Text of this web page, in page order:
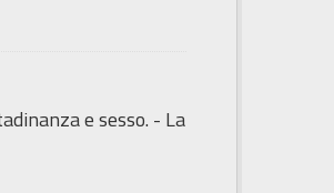
e sesso. - La